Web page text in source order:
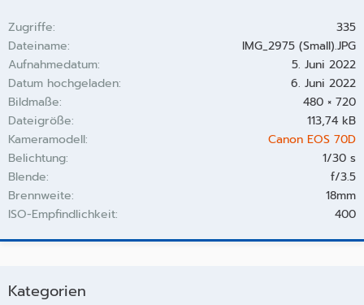
Zugriffe
335
Dateiname
IMG_2975 (Small).JPG
Aufnahmedatum
5. Juni 2022
Datum hochgeladen
6. Juni 2022
Bildmaße
480 × 720
Dateigröße
113,74 kB
Kameramodell
Canon EOS 70D
Belichtung
1/30 s
Blende
f/3.5
Brennweite
18mm
ISO-Empfindlichkeit
400
Kategorien